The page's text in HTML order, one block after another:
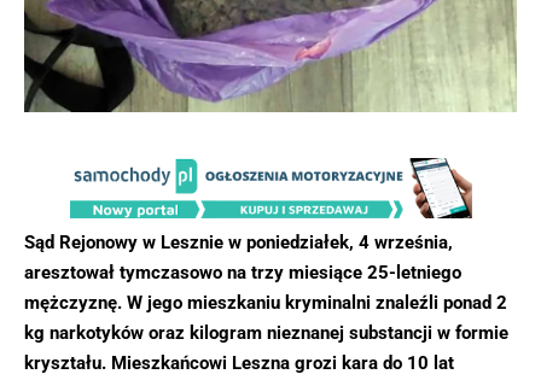
Sąd Rejonowy w Lesznie w poniedziałek, 4 września,
aresztował tymczasowo na trzy miesiące 25-letniego
mężczyznę. W jego mieszkaniu kryminalni znaleźli ponad 2
kg narkotyków oraz kilogram nieznanej substancji w formie
kryształu. Mieszkańcowi Leszna grozi kara do 10 lat